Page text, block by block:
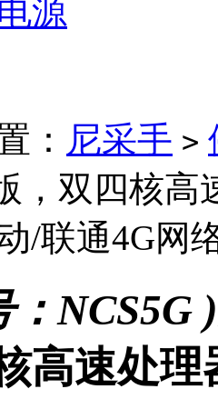
源
： 尼采手 >
，双四核
/联通4G网
NCS5G )
高速处